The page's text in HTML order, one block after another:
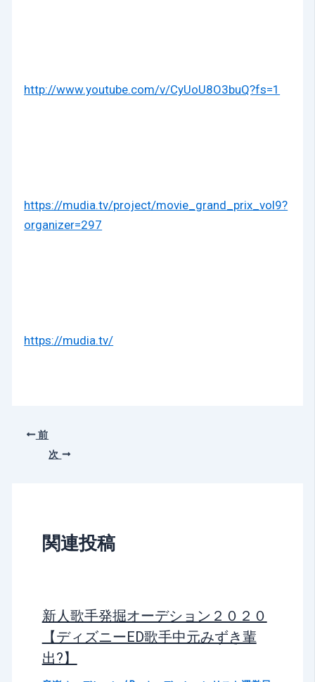
http://www.youtube.com/v/CyUoU8O3buQ?fs=1
https://mudia.tv/project/movie_grand_prix_vol9?
organizer=297
https://mudia.tv/
前
次
関連投稿
新人歌手発掘オーデション２０２０
【ディズニーED歌手中元みずき輩
出?】